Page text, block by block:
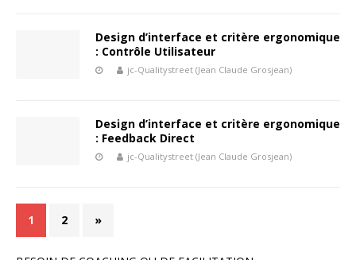
Design d’interface et critère ergonomique
: Contrôle Utilisateur
jc-Qualitystreet (Jean Claude Grosjean)
Design d’interface et critère ergonomique
: Feedback Direct
jc-Qualitystreet (Jean Claude Grosjean)
1 2 »